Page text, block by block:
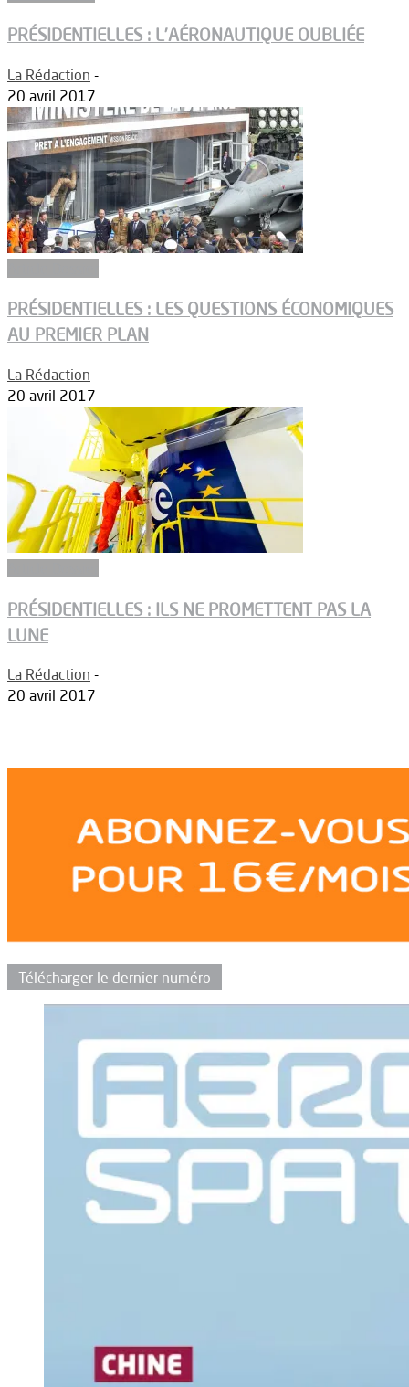
PRÉSIDENTIELLES : L’AÉRONAUTIQUE OUBLIÉE
La Rédaction -
20 avril 2017
PRÉSIDENTIELLES : LES QUESTIONS ÉCONOMIQUES
AU PREMIER PLAN
La Rédaction -
20 avril 2017
PRÉSIDENTIELLES : ILS NE PROMETTENT PAS LA
LUNE
La Rédaction -
20 avril 2017
Télécharger le dernier numéro